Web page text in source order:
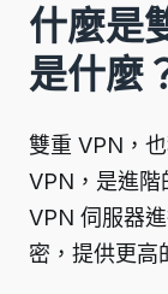
什麼是
是什麼
雙重 VPN，
VPN，是進階
VPN 伺服器
密，提供更高